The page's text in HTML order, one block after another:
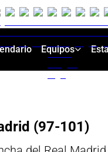
Equipos
(97-101)